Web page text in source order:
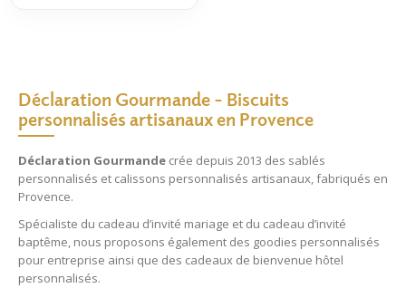
Déclaration Gourmande – Biscuits
personnalisés artisanaux en Provence
Déclaration Gourmande crée depuis 2013 des sablés
personnalisés et calissons personnalisés artisanaux, fabriqués en
Provence.
Spécialiste du cadeau d’invité mariage et du cadeau d’invité
baptême, nous proposons également des goodies personnalisés
pour entreprise ainsi que des cadeaux de bienvenue hôtel
personnalisés.